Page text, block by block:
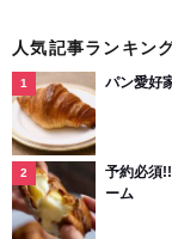
人気記事ランキン
パン愛好
予約必須
ーム